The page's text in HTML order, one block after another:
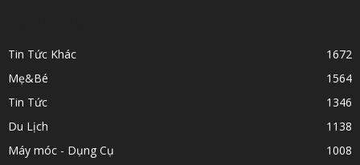
Tin Tức Khác
1672
Mẹ&Bé
1564
Tin Tức
1346
Du Lịch
1138
Máy móc - Dụng Cụ
1008